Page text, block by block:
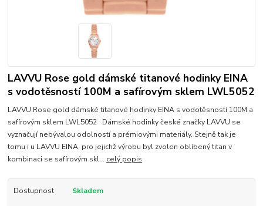
LAVVU Rose gold dámské titanové hodinky EINA
s vodotěsností 100M a safírovým sklem LWL5052
LAVVU Rose gold dámské titanové hodinky EINA s vodotěsností 100M a
safírovým sklem LWL5052 Dámské hodinky české značky LAVVU se
vyznačují nebývalou odolností a prémiovými materiály. Stejně tak je
tomu i u LAVVU EINA, pro jejichž výrobu byl zvolen oblíbený titan v
kombinaci se safírovým skl... celý popis
Dostupnost Skladem